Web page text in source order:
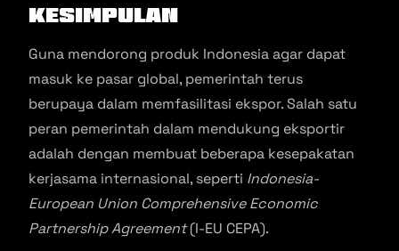
Kesimpulan
Guna mendorong produk Indonesia agar dapat
masuk ke pasar global, pemerintah terus
berupaya dalam memfasilitasi ekspor. Salah satu
peran pemerintah dalam mendukung eksportir
adalah dengan membuat beberapa kesepakatan
kerjasama internasional, seperti Indonesia-
European Union Comprehensive Economic
Partnership Agreement(I-EU CEPA).